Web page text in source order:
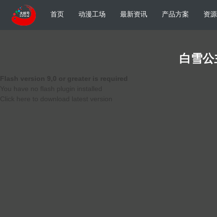
首页 动漫工场 最新资讯 产品方案 资
白雪公